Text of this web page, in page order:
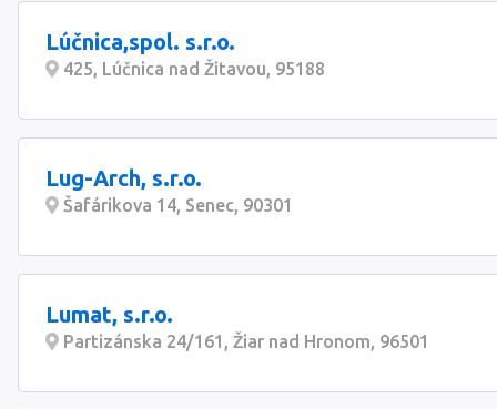
Lúčnica,spol. s.r.o.
425, Lúčnica nad Žitavou, 95188
Lug-Arch, s.r.o.
Šafárikova 14, Senec, 90301
Lumat, s.r.o.
Partizánska 24/161, Žiar nad Hronom, 96501